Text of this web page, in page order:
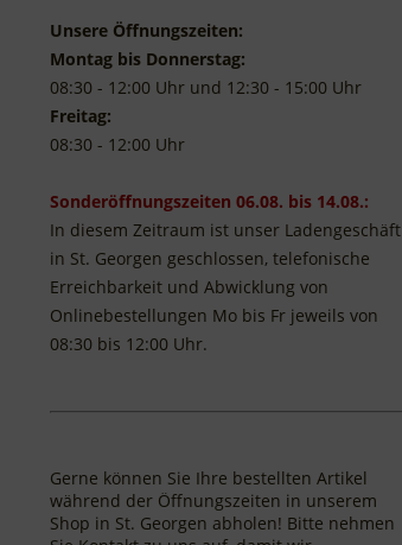
Unsere Öffnungszeiten:
Montag bis Donnerstag:
08:30 - 12:00 Uhr und 12:30 - 15:00 Uhr
Freitag:
08:30 - 12:00 Uhr
Sonderöffnungszeiten 06.08. bis 14.08.:
In diesem Zeitraum ist unser Ladengeschäft
in St. Georgen geschlossen, telefonische
Erreichbarkeit und Abwicklung von
Onlinebestellungen Mo bis Fr jeweils von
08:30 bis 12:00 Uhr.
Gerne können Sie Ihre bestellten Artikel
während der Öffnungszeiten in unserem
Shop in St. Georgen abholen! Bitte nehmen